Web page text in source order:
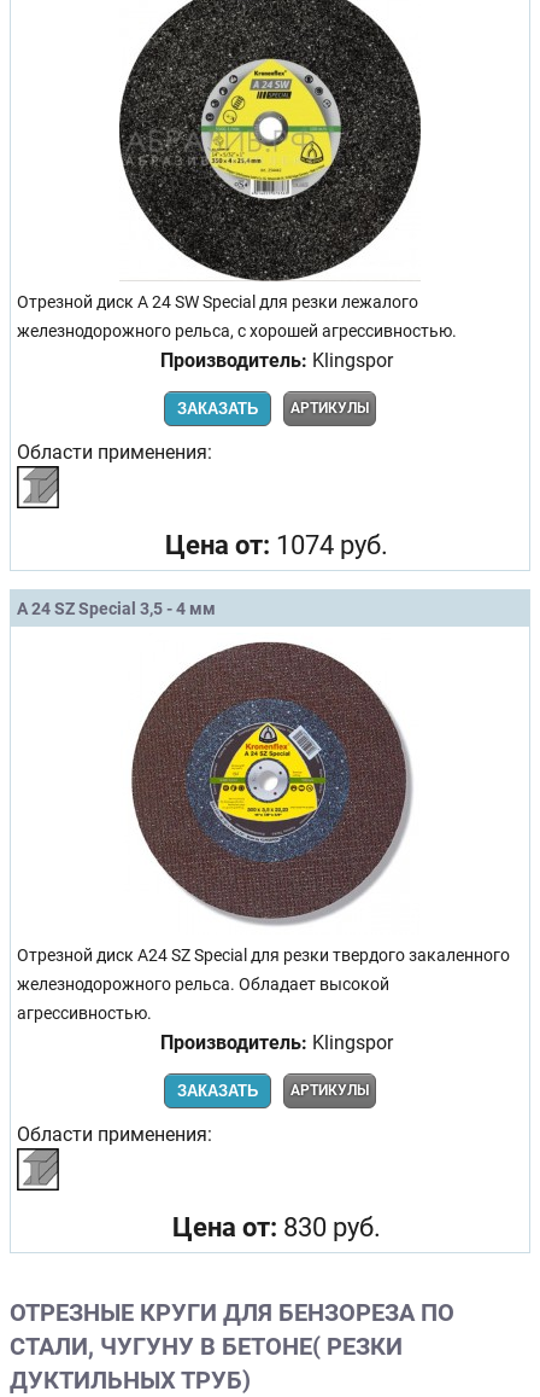
Отрезной диск A 24 SW Special для резки лежалого
железнодорожного рельса, с хорошей агрессивностью.
Производитель: Klingspor
ЗАКАЗАТЬ АРТИКУЛЫ
Области применения:
Цена от: 1074 руб.
A 24 SZ Special 3,5 - 4 мм
Отрезной диск A24 SZ Special для резки твердого закаленного
железнодорожного рельса. Обладает высокой
агрессивностью.
Производитель: Klingspor
ЗАКАЗАТЬ АРТИКУЛЫ
Области применения:
Цена от: 830 руб.
ОТРЕЗНЫЕ КРУГИ ДЛЯ БЕНЗОРЕЗА ПО
СТАЛИ, ЧУГУНУ В БЕТОНЕ( РЕЗКИ
ДУКТИЛЬНЫХ ТРУБ)